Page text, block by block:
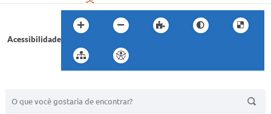
Acessibilidade